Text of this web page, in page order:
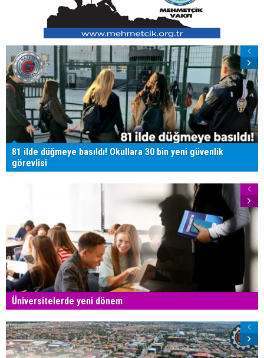
81 ilde düğmeye basıldı! Okullara 30 bin yeni güvenlik
görevlisi
Üniversitelerde yeni dönem